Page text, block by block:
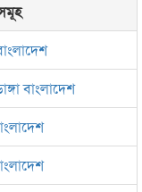
বাংলাদেশ